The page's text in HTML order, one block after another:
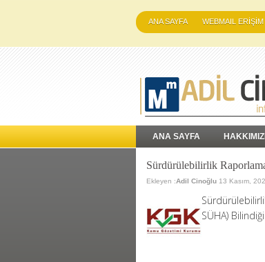
ANA SAYFA WEBMAIL ERİŞİM
ANA SAYFA
Sürdürülebilirlik
Ekleyen :Adil Cinoğlu 13 Kasım,
SÜHA)